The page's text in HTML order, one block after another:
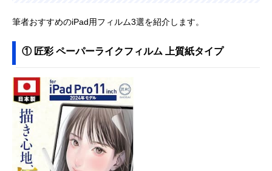
筆者おすすめのiPad用フィルム3選を紹介します。
① 匠彩 ペーパーライクフィルム 上質紙タイプ